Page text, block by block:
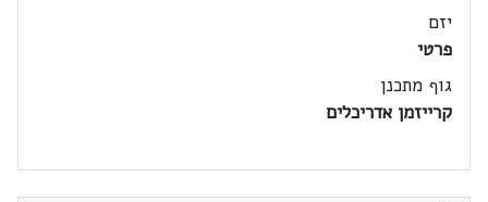
יזם
פרטי
גוף מתכנן
קרייזמן אדריכלים